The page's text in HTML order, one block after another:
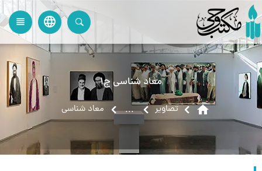
language
view_headline
معاد شناسی ج1
home تصاویر ... معاد شناسی